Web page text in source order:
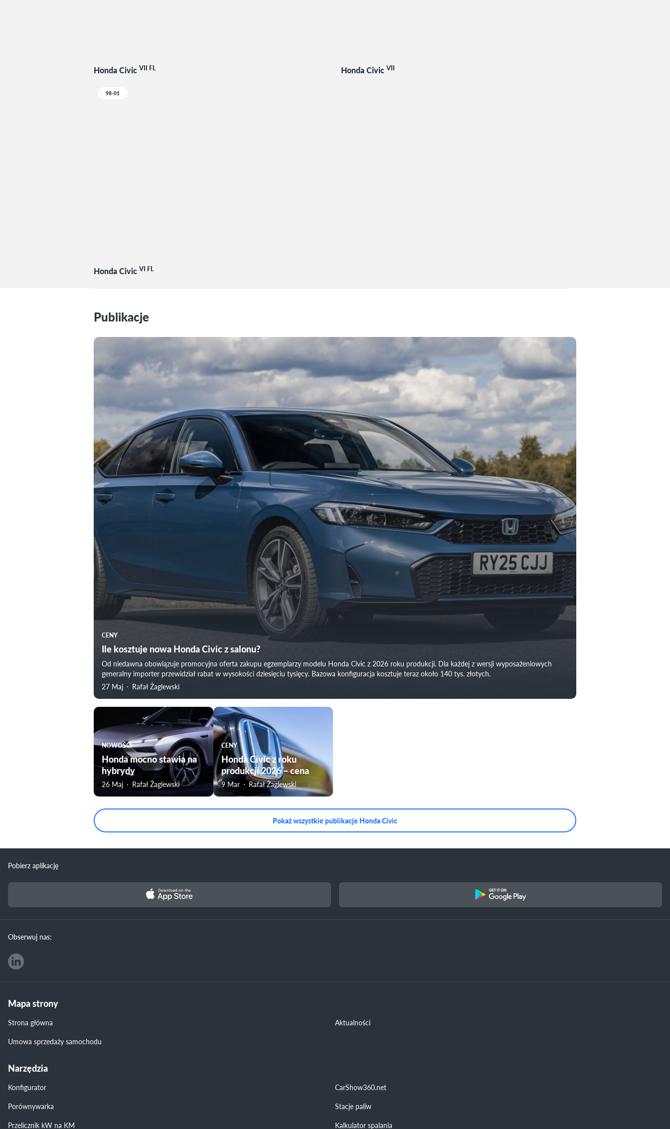
Honda Civic VII FL Honda Civic VII
98-01
Honda Civic VI FL
Publikacje
CENY
Ile kosztuje nowa Honda Civic z salonu?
Od niedawna obowiązuje promocyjna oferta zakupu egzemplarzy modelu Honda Civic z 2026 roku produkcji. Dla każdej z wersji wyposażeniowych
generalny importer przewidział rabat w wysokości dziesięciu tysięcy. Bazowa konfiguracja kosztuje teraz około 140 tys. złotych.
27 Maj
Rafał Żaglewski
NOWOŚCI
Honda mocno stawia na
hybrydy
26 Maj Rafał Żaglewski
CENY
Honda Civic z roku
produkcji 2026 – cena
9 Mar Rafał Żaglewski
Pokaż wszystkie publikacje Honda Civic
Pobierz aplikację
Obserwuj nas:
Mapa strony
Strona główna
Aktualności
Umowa sprzedaży samochodu
Narzędzia
Konfigurator
CarShow360.net
Porównywarka
Stacje paliw
Przelicznik kW na KM
Kalkulator spalania